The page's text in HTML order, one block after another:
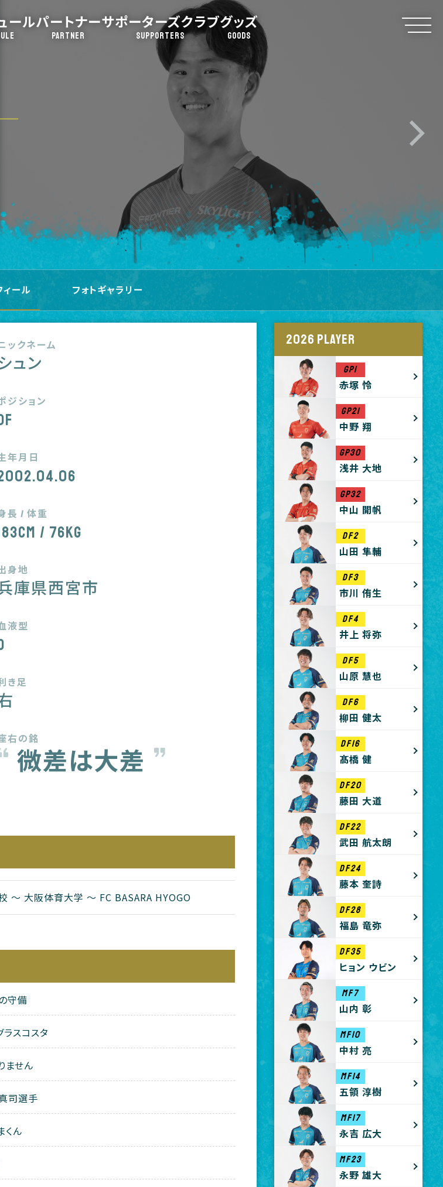
ールパートナー
PARTNER
サポーターズクラブ
SUPPORTERS
グッズ
GOODS
ール フォトギャラリー
ックネーム
ュン
ジション
年月日
長 / 体重
/ 76kg
身地
庫県西宮市
液型
き足
右の銘
微差は大差
〜 大阪体育大学 〜 FC BASARA HYOGO
守備
ラスコスタ
ません
司選手
くん
2026 PLAYER
GP1
赤塚 怜
GP21
中野 翔
GP30
浅井 大地
GP32
中山 開帆
DF2
山田 隼輔
DF3
市川 侑生
DF4
井上 将弥
DF5
山原 慧也
DF6
柳田 健太
DF16
髙橋 健
DF20
藤田 大道
DF22
武田 航太朗
DF24
藤本 奎詩
DF28
福島 竜弥
DF35
ヒョン ウビン
MF7
山内 彰
MF10
中村 亮
MF14
五領 淳樹
MF17
永吉 広大
MF23
永野 雄大